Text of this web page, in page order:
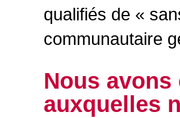
qualifiés de «
communautaire
Nous
auxquelles